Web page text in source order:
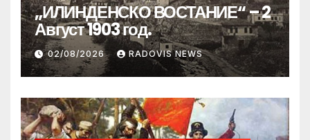
„ИЛИНДЕНСКО ВОСТАНИЕ“ – 2
Август 1903 год.
02/08/2026 RADOVIS NEWS